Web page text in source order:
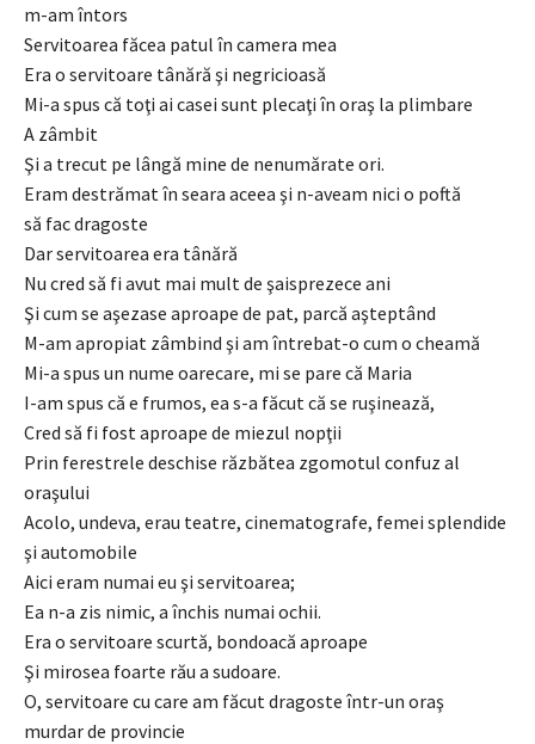
m-am întors
Servitoarea făcea patul în camera mea
Era o servitoare tânără şi negricioasă
Mi-a spus că toţi ai casei sunt plecaţi în oraş la plimbare
A zâmbit
Şi a trecut pe lângă mine de nenumărate ori.
Eram destrămat în seara aceea şi n-aveam nici o poftă
să fac dragoste
Dar servitoarea era tânără
Nu cred să fi avut mai mult de şaisprezece ani
Şi cum se aşezase aproape de pat, parcă aşteptând
M-am apropiat zâmbind şi am întrebat-o cum o cheamă
Mi-a spus un nume oarecare, mi se pare că Maria
I-am spus că e frumos, ea s-a făcut că se ruşinează,
Cred să fi fost aproape de miezul nopţii
Prin ferestrele deschise răzbătea zgomotul confuz al
oraşului
Acolo, undeva, erau teatre, cinematografe, femei splendide
şi automobile
Aici eram numai eu şi servitoarea;
Ea n-a zis nimic, a închis numai ochii.
Era o servitoare scurtă, bondoacă aproape
Şi mirosea foarte rău a sudoare.
O, servitoare cu care am făcut dragoste într-un oraş
murdar de provincie